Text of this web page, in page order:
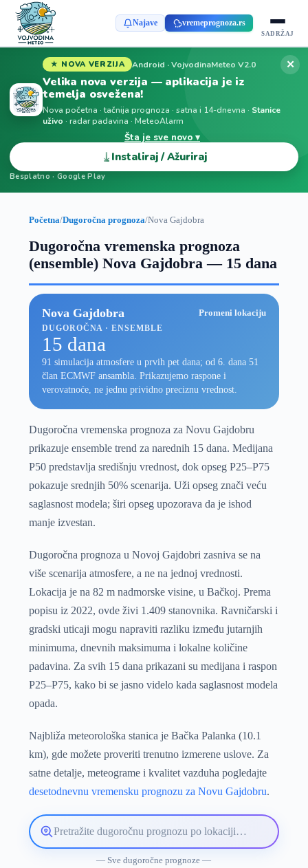
Najave vremeprognoza.rs
SADRŽAJ
★ NOVA VERZIJA Android · VojvodinaMeteo V2.0
Velika nova verzija — aplikacija je iz
temelja osvežena!
Nova početna · tačnija prognoza · satna i 14-dnevna · Stanice
uživo · radar padavina · MeteoAlarm
Šta je sve novo ▾
⤓ Instaliraj / Ažuriraj
Besplatno · Google Play
✕
Početna/Dugoročna prognoza/Nova Gajdobra
Dugoročna vremenska prognoza
(ensemble) Nova Gajdobra — 15 dana
Nova Gajdobra Promeni lokaciju
DUGOROČNA · ENSEMBLE
15 dana
91 simulacija atmosfere u prvih pet dana; od 6. dana 51
član ECMWF ansambla. Prikazujemo raspone i
verovatnoće, ne jednu prividno preciznu vrednost.
Dugoročna vremenska prognoza za Novu Gajdobru
prikazuje ensemble trend za narednih 15 dana. Medijana
P50 predstavlja središnju vrednost, dok opseg P25–P75
pokazuje srednjih 50% scenarija. Uži opseg znači veću
saglasnost modela; širi opseg upozorava da je ishod
manje izvestan.
Dugoročna prognoza u Novoj Gajdobri zasniva se na
više scenarija atmosfere, a ne na jednoj vrednosti.
Lokacija je na 82 m nadmorske visine, u Bačkoj. Prema
popisu iz 2022, ovde živi 1.409 stanovnika. Ravničarski i
gradski uticaji mogu napraviti razliku između jutarnjih
minimuma, dnevnih maksimuma i lokalne količine
padavina. Za svih 15 dana prikazani su medijana i raspon
P25–P75, kako bi se jasno videlo kada saglasnost modela
opada.
Najbliža meteorološka stanica je Bačka Palanka (10.1
km), gde možete proveriti trenutno izmerene uslove. Za
satne detalje, meteograme i kvalitet vazduha pogledajte
desetodnevnu vremensku prognozu za Novu Gajdobru.
Pretražite
lokaciju
— Sve dugoročne prognoze —